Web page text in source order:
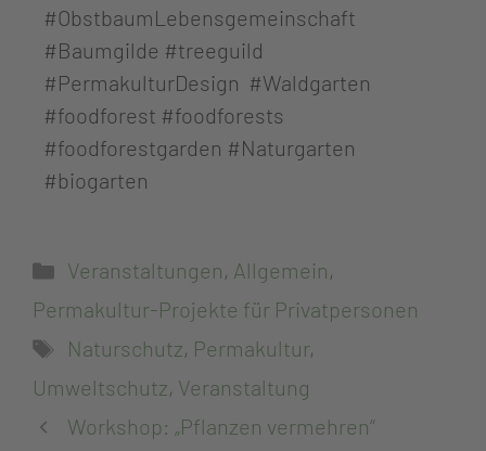
#ObstbaumLebensgemeinschaft
#Baumgilde #treeguild
#PermakulturDesign #Waldgarten
#foodforest #foodforests
#foodforestgarden #Naturgarten
#biogarten
Veranstaltungen, Allgemein,
Permakultur-Projekte für Privatpersonen
Naturschutz, Permakultur,
Umweltschutz, Veranstaltung
Workshop: „Pflanzen vermehren“